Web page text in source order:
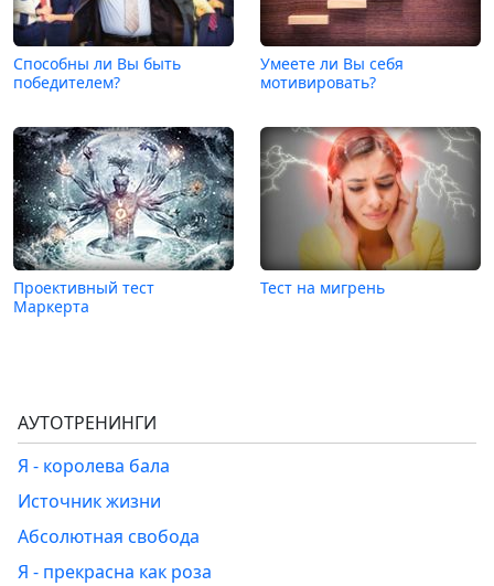
Способны ли Вы быть
победителем?
Умеете ли Вы себя
мотивировать?
Проективный тест
Маркерта
Тест на мигрень
АУТОТРЕНИНГИ
Я - королева бала
Источник жизни
Абсолютная свобода
Я - прекрасна как роза